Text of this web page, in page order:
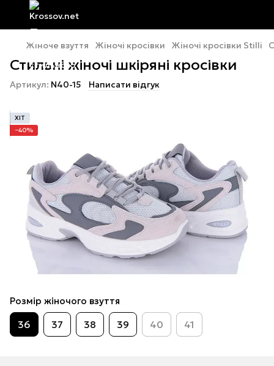
Жіноче взуття Жіночі кросівки Жіночі кросівки Stilli
Стильні жіночі шкіряні кросівки
Артикул: N40-15 Написати відгук
ХІТ
−40%
Розмір жіночого взуття
36 37 38 39 40 41